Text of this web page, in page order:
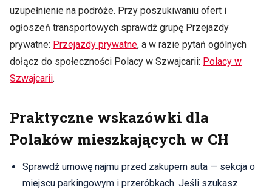
uzupełnienie na podróże. Przy poszukiwaniu ofert i
ogłoszeń transportowych sprawdź grupę Przejazdy
prywatne: Przejazdy prywatne, a w razie pytań ogólnych
dołącz do społeczności Polacy w Szwajcarii: Polacy w
Szwajcarii.
Praktyczne wskazówki dla
Polaków mieszkających w CH
Sprawdź umowę najmu przed zakupem auta — sekcja o
miejscu parkingowym i przeróbkach. Jeśli szukasz